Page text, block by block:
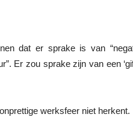
dat er sprake is van
Er zou sprake zijn van een
werksfeer niet herkent.